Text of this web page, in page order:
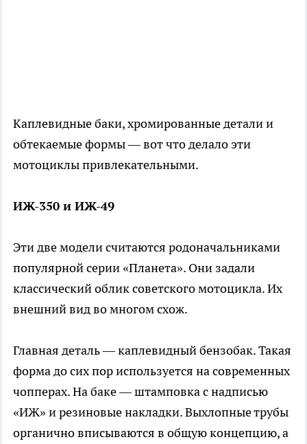
Каплевидные баки, хромированные детали и
обтекаемые формы — вот что делало эти
мотоциклы привлекательными.
ИЖ-350 и ИЖ-49
Эти две модели считаются родоначальниками
популярной серии «Планета». Они задали
классический облик советского мотоцикла. Их
внешний вид во многом схож.
Главная деталь — каплевидный бензобак. Такая
форма до сих пор используется на современных
чопперах. На баке — штамповка с надписью
«ИЖ» и резиновые накладки. Выхлопные трубы
органично вписываются в общую концепцию, а